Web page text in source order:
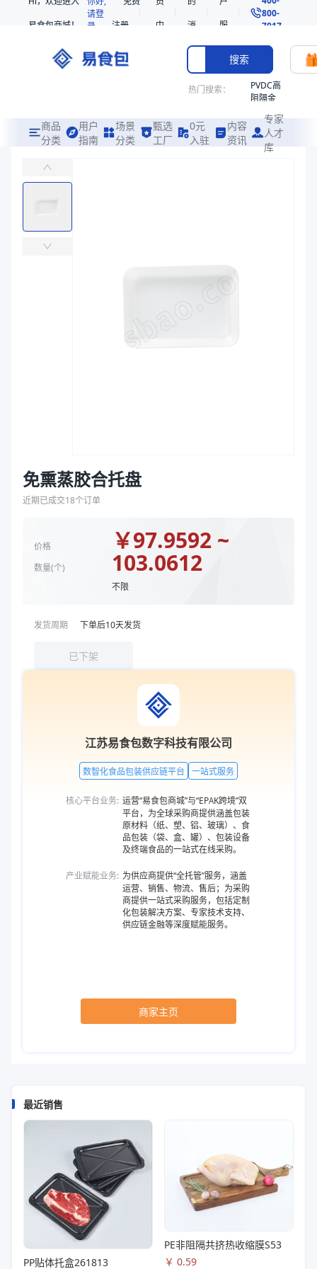
易食包商城！
请登
录
注册
中
消
息
服
务
800-
7017
搜索
热门搜索：
PVDC高
阻隔金
共挤热
收缩袋
商品
分类
用户
指南
场景
分类
甄选
工厂
0元
入驻
内容
资讯
专家
人才
库
易食包（EPAK）专注于免熏蒸胶合托盘包装，提供详尽的规格参数、
商品分类
免熏蒸胶合托盘
近期已成交18个订单
价格
数量(个)
￥97.9592 ~
103.0612
不限
发货周期 下单后10天发货
已下架
江苏易食包数字科技有限公司
数智化食品包装供应链平台 一站式服务
核心平台业务: 运营“易食包商城”与“EPAK跨境”双
平台，为全球采购商提供涵盖包装
原材料（纸、塑、铝、玻璃）、食
品包装（袋、盒、罐）、包装设备
及终端食品的一站式在线采购。
产业赋能业务: 为供应商提供“全托管”服务，涵盖
运营、销售、物流、售后；为采购
商提供一站式采购服务，包括定制
化包装解决方案、专家技术支持、
供应链金融等深度赋能服务。
商家主页
最近销售
PP贴体托盒261813
PE非阻隔共挤热收缩膜S53
￥ 0.59